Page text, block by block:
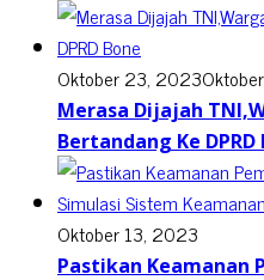
Oktober 23, 2023
Merasa Dijajah
Bertandang Ke DPRD
Oktober 13, 2023
Pastikan Keamanan